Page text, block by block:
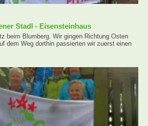
Stadl - Eisensteinhaus
beim Blumberg. Wir gingen Richtung Osten
dem Weg dorthin passierten wir zuerst einen